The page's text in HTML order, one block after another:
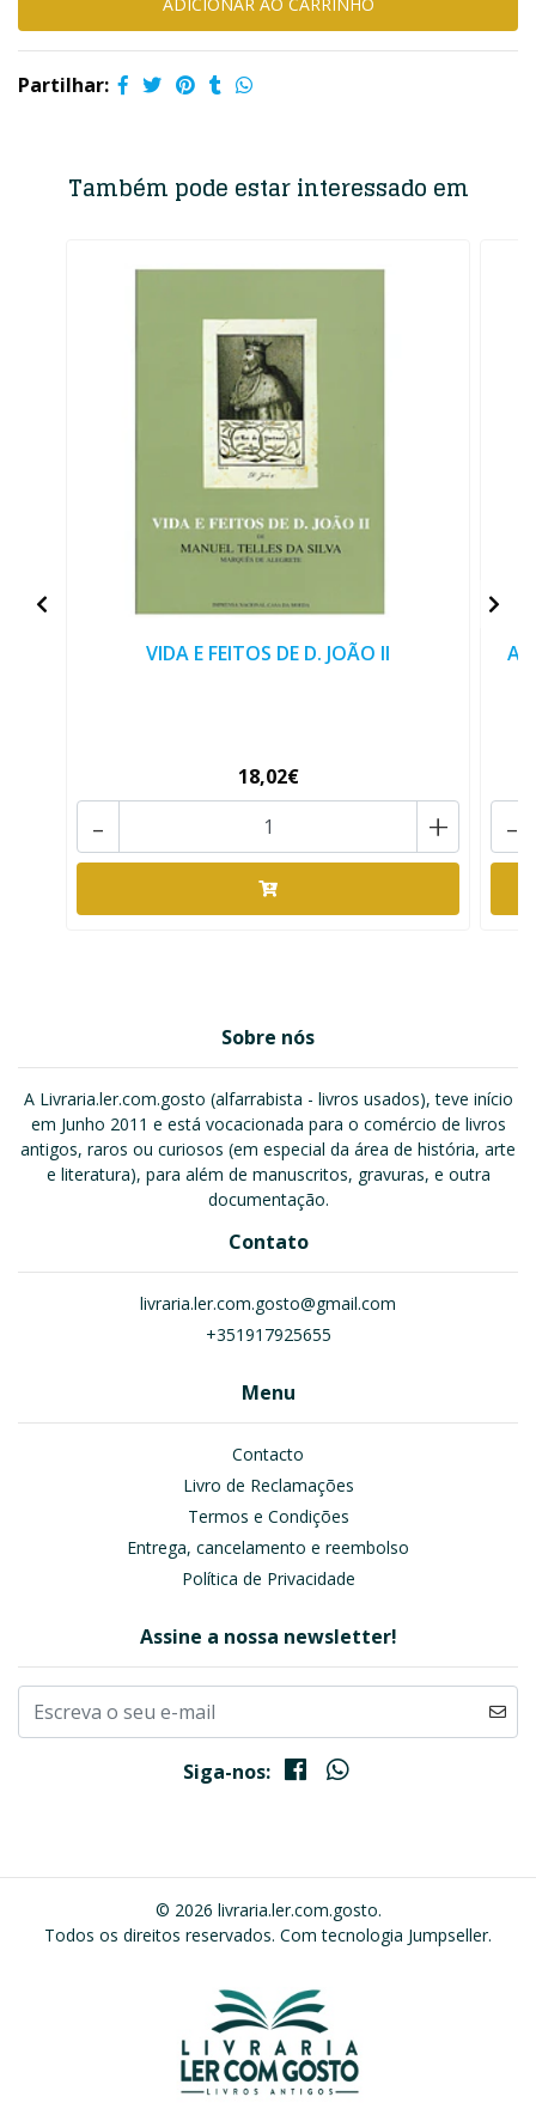
Partilhar:
Também pode estar interessado em
VIDA E FEITOS DE D. JOÃO II
18,02€
+
-
A
-
Sobre nós
A Livraria.ler.com.gosto (alfarrabista - livros usados), teve início
em Junho 2011 e está vocacionada para o comércio de livros
antigos, raros ou curiosos (em especial da área de história, arte
e literatura), para além de manuscritos, gravuras, e outra
documentação.
Contato
livraria.ler.com.gosto@gmail.com
+351917925655
Menu
Contacto
Livro de Reclamações
Termos e Condições
Entrega, cancelamento e reembolso
Política de Privacidade
Assine a nossa newsletter!
Siga-nos:
© 2026 livraria.ler.com.gosto.
Todos os direitos reservados. Com tecnologia Jumpseller.